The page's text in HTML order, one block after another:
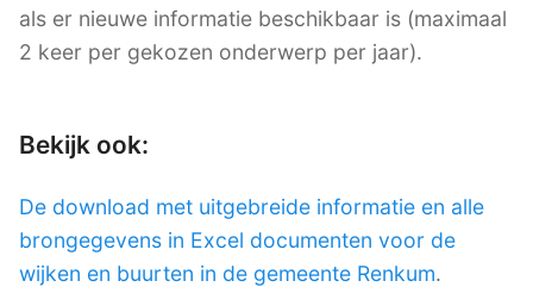
als er nieuwe informatie beschikbaar is (maximaal
2 keer per gekozen onderwerp per jaar).
Bekijk ook:
De download met uitgebreide informatie en alle
brongegevens in Excel documenten voor de
wijken en buurten in de gemeente Renkum.